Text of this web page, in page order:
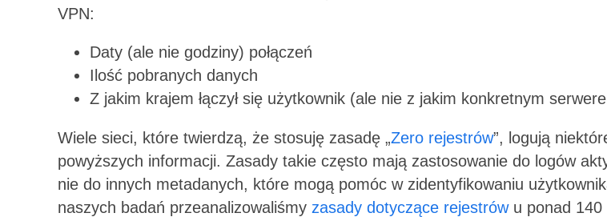
VPN:
Daty (ale nie godziny) połączeń
Ilość pobranych danych
Z jakim krajem łączył się użytkownik (ale nie z jakim konkretnym
Wiele sieci, które twierdzą, że stosuję zasadę „Zero rejestrów”, logują
powyższych informacji. Zasady takie często mają zastosowanie do logów
nie do innych metadanych, które mogą pomóc w zidentyfikowaniu
naszych badań przeanalizowaliśmy zasady dotyczące rejestrówu ponad 140